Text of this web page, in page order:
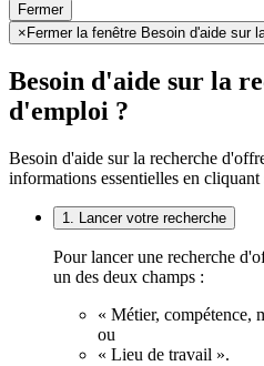
Fermer
× Fermer la fenêtre Besoin d'aide sur
Besoin d'aide sur la
d'emploi ?
Besoin d'aide sur la recherche
informations essentielles en
1. Lancer votre recherche
Pour lancer une recherche
un des deux champs :
« Métier, compétence,
ou
« Lieu de travail ».